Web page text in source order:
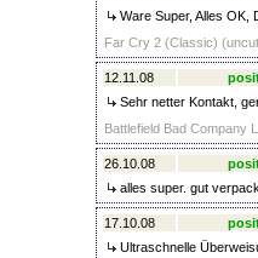
Ware Super, Alles OK,
Far Cry 2 (Classic)
12.11.08
Sehr netter Kontakt,
Battlefield Bad Company
26.10.08
alles super. gut
17.10.08
Ultraschnelle